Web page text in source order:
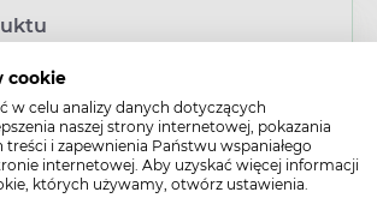
cookie
w celu analizy danych dotyczących
naszej strony internetowej, pokazania
i zapewnienia Państwu wspaniałego
internetowej. Aby uzyskać więcej informacji
których używamy, otwórz ustawienia.